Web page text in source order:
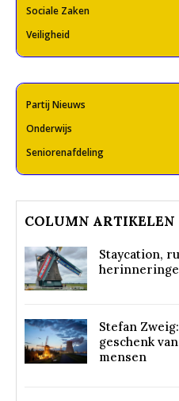
Sociale Zaken
Veiligheid
Partij Nieuws
Onderwijs
Seniorenafdeling
COLUMN ARTIKELEN
Staycation,
Stefan
geschenk
mensen